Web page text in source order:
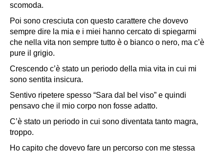
scomoda.
Poi sono cresciuta con questo carattere che dovevo
sempre dire la mia e i miei hanno cercato di spiegarmi
che nella vita non sempre tutto è o bianco o nero, ma c’è
pure il grigio.
Crescendo c’è stato un periodo della mia vita in cui mi
sono sentita insicura.
Sentivo ripetere spesso “Sara dal bel viso” e quindi
pensavo che il mio corpo non fosse adatto.
C’è stato un periodo in cui sono diventata tanto magra,
troppo.
Ho capito che dovevo fare un percorso con me stessa